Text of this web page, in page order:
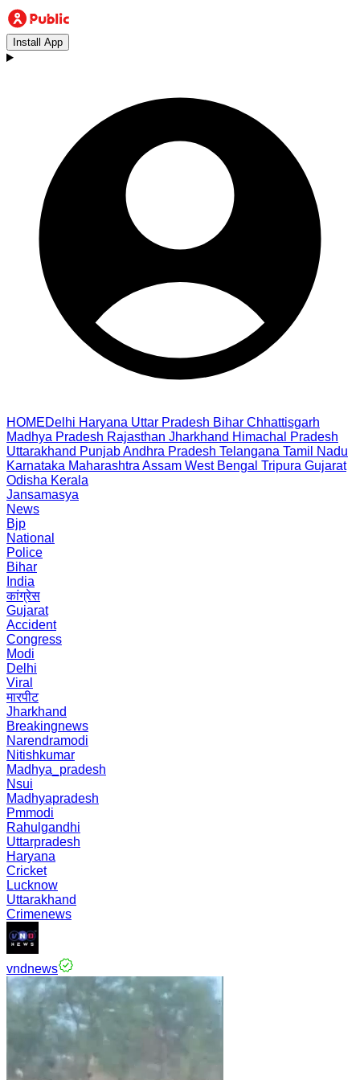
Install App
HOMEDelhi Haryana Uttar Pradesh Bihar Chhattisgarh
Madhya Pradesh Rajasthan Jharkhand Himachal Pradesh
Uttarakhand PunjabAndhra Pradesh Telangana Tamil Nadu
Karnataka Maharashtra Assam West Bengal Tripura Gujarat
Odisha Kerala
Jansamasya
News
Bjp
National
Police
Bihar
India
कांग्रेस
Gujarat
Accident
Congress
Modi
Delhi
Viral
मारपीट
Jharkhand
Breakingnews
Narendramodi
Nitishkumar
Madhya_pradesh
Nsui
Madhyapradesh
Pmmodi
Rahulgandhi
Uttarpradesh
Haryana
Cricket
Lucknow
Uttarakhand
Crimenews
vndnews